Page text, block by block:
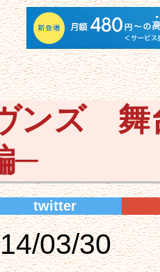
ンズ 舞
─
twitter
03/30